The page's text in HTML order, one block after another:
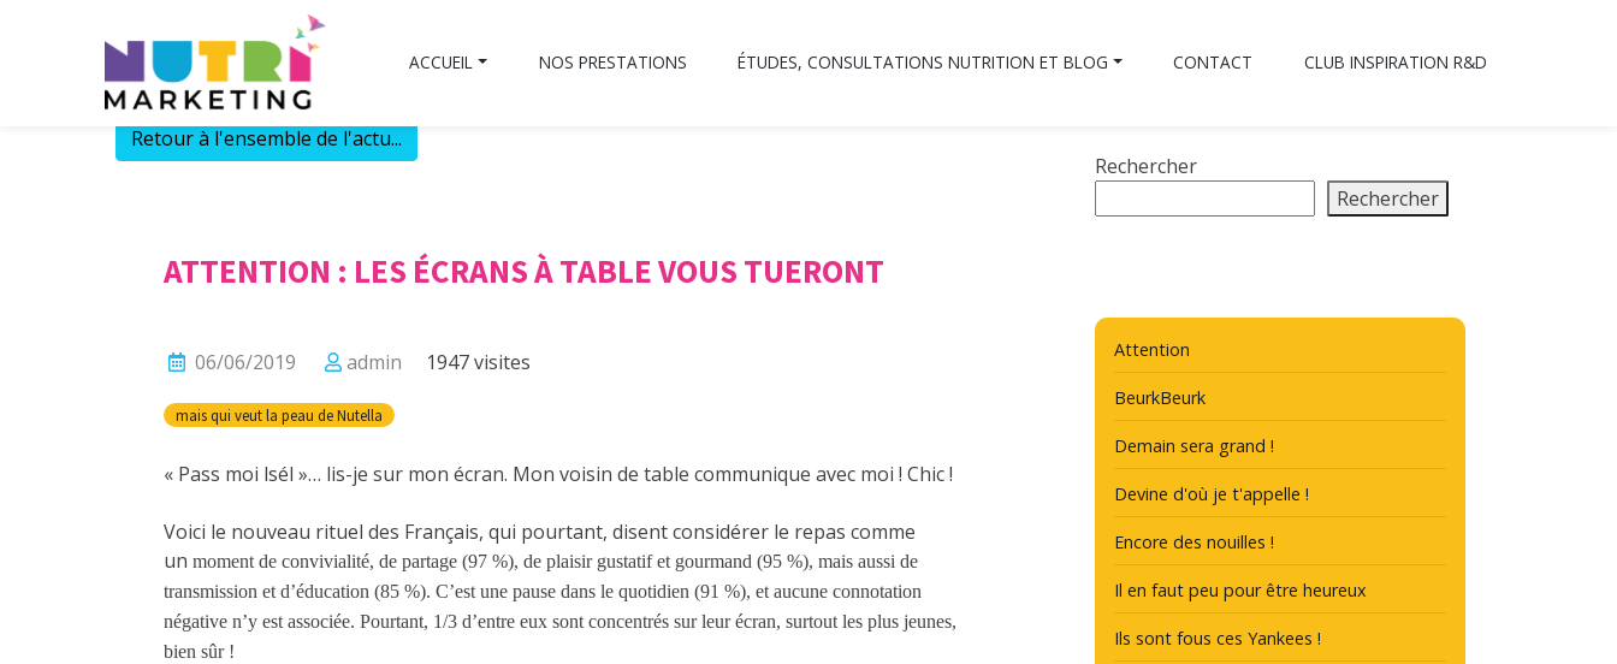
ACCUEIL NOS PRESTATIONS ÉTUDES, CONSULTATIONS NUTRITION ET BLOG CONTACT CLUB INSPIRATION R&D
Retour à l'ensemble de l'actu...
ATTENTION : LES ÉCRANS À TABLE VOUS TUERONT
06/06/2019 admin 1947 visites
mais qui veut la peau de Nutella
« Pass moi lsél »… lis-je sur mon écran. Mon voisin de table communique avec moi ! Chic !
Voici le nouveau rituel des Français, qui pourtant, disent considérer le repas comme
un moment de convivialité, de partage (97 %), de plaisir gustatif et gourmand (95 %), mais aussi de
transmission et d’éducation (85 %). C’est une pause dans le quotidien (91 %), et aucune connotation
négative n’y est associée. Pourtant, 1/3 d’entre eux sont concentrés sur leur écran, surtout les plus jeunes,
bien sûr !
Rechercher
Rechercher
Attention
BeurkBeurk
Demain sera grand !
Devine d'où je t'appelle !
Encore des nouilles !
Il en faut peu pour être heureux
Ils sont fous ces Yankees !